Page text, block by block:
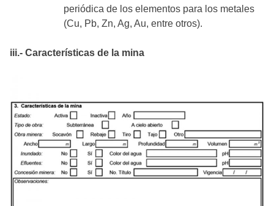
periódica de los elementos para los metales
(Cu, Pb, Zn, Ag, Au, entre otros).
iii.- Características de la mina